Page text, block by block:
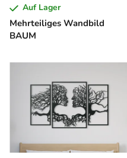
Mehrteiliges Wandbild
BAUM
Auf Lager